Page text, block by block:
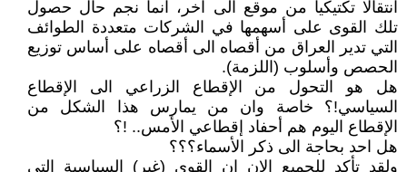
انتقالا تكتيكيا من موقع الى آخر، انما نجم حال حصول
تلك القوى على أسهمها في الشركات متعددة الطوائف
التي تدير العراق من أقصاه الى أقصاه على أساس توزيع
الحصص وأسلوب (اللزمة).
هل هو التحول من الإقطاع الزراعي الى الإقطاع
السياسي!؟ خاصة وان من يمارس هذا الشكل من
الإقطاع اليوم هم أحفاد إقطاعي الأمس.. !؟
هل احد بحاجة الى ذكر الأسماء؟؟؟
ولقد تأكد للجميع الان ان القوى (غير) السياسية التي